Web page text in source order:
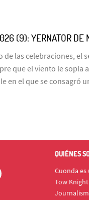
(9): YERNATOR DE
de las celebraciones, el
que el viento le sopla
en el que se consagró
QUIÉNES
Cuonda
Tow